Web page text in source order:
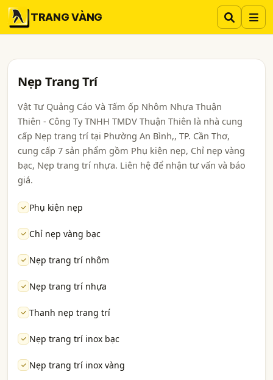
TRANG VÀNG
Nẹp Trang Trí
Vật Tư Quảng Cáo Và Tấm ốp Nhôm Nhựa Thuận
Thiên - Công Ty TNHH TMDV Thuận Thiên là nhà cung
cấp Nẹp trang trí tại Phường An Bình,, TP. Cần Thơ,
cung cấp 7 sản phẩm gồm Phụ kiện nẹp, Chỉ nẹp vàng
bạc, Nẹp trang trí nhựa. Liên hệ để nhận tư vấn và báo
giá.
Phụ kiện nẹp
Chỉ nẹp vàng bạc
Nẹp trang trí nhôm
Nẹp trang trí nhựa
Thanh nẹp trang trí
Nẹp trang trí inox bạc
Nẹp trang trí inox vàng